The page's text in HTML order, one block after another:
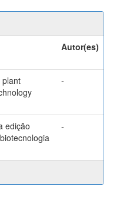
Autor(es)
plant
-
edição
-